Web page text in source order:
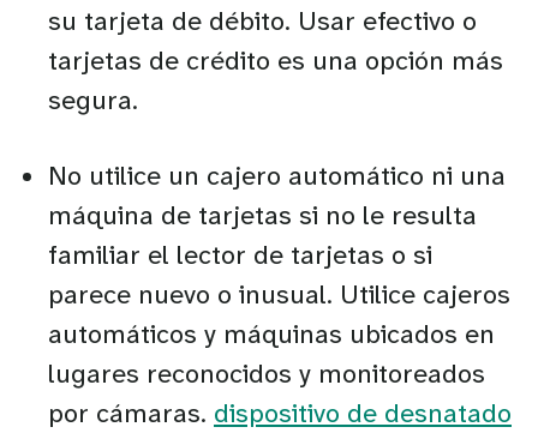
su tarjeta de débito. Usar efectivo o
tarjetas de crédito es una opción más
segura.
No utilice un cajero automático ni una
máquina de tarjetas si no le resulta
familiar el lector de tarjetas o si
parece nuevo o inusual. Utilice cajeros
automáticos y máquinas ubicados en
lugares reconocidos y monitoreados
por cámaras. dispositivo de desnatado